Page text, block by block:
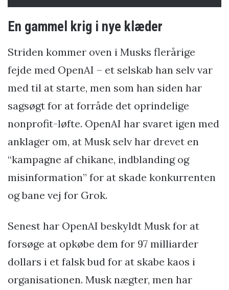
En gammel krig i nye klæder
Striden kommer oven i Musks flerårige
fejde med OpenAI – et selskab han selv var
med til at starte, men som han siden har
sagsøgt for at forråde det oprindelige
nonprofit-løfte. OpenAI har svaret igen med
anklager om, at Musk selv har drevet en
“kampagne af chikane, indblanding og
misinformation” for at skade konkurrenten
og bane vej for Grok.
Senest har OpenAI beskyldt Musk for at
forsøge at opkøbe dem for 97 milliarder
dollars i et falsk bud for at skabe kaos i
organisationen. Musk nægter, men har